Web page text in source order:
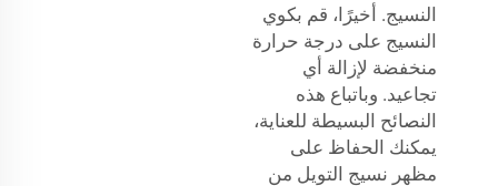
النسيج. أخيرًا، قم بكوي
النسيج على درجة حرارة
منخفضة لإزالة أي
تجاعيد. وباتباع هذه
النصائح البسيطة للعناية،
يمكنك الحفاظ على
مظهر نسيج التويل من